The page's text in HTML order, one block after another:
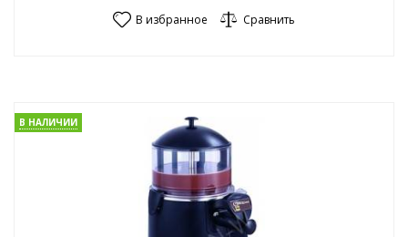
В избранное Сравнить
В НАЛИЧИИ